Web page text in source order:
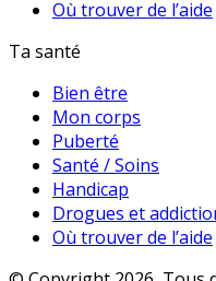
Où trouver de l’aide
Ta santé
Bien être
Mon corps
Puberté
Santé / Soins
Handicap
Drogues et
Où trouver de l’aide